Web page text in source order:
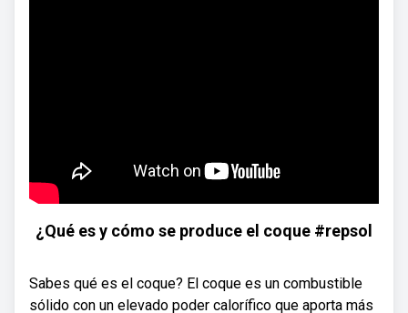
¿Qué es y cómo se produce el coque #repsol
Sabes qué es el coque? El coque es un combustible
sólido con un elevado poder calorífico que aporta más